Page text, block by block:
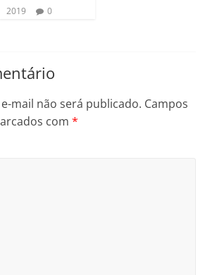
2019
0
mail não será publicado. Campos
com*